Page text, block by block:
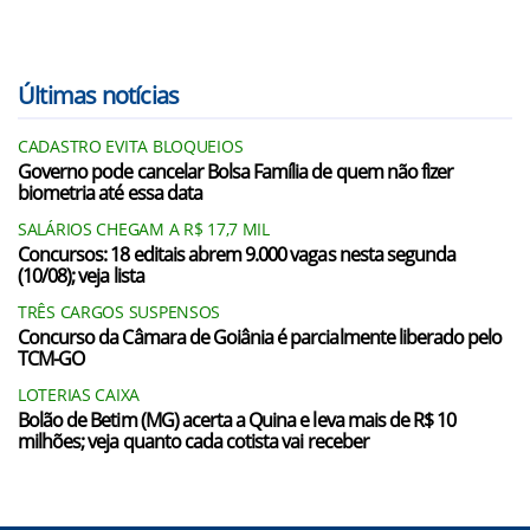
Últimas notícias
CADASTRO EVITA BLOQUEIOS
Governo pode cancelar Bolsa Família de quem não fizer
biometria até essa data
SALÁRIOS CHEGAM A R$ 17,7 MIL
Concursos: 18 editais abrem 9.000 vagas nesta segunda
(10/08); veja lista
TRÊS CARGOS SUSPENSOS
Concurso da Câmara de Goiânia é parcialmente liberado pelo
TCM-GO
LOTERIAS CAIXA
Bolão de Betim (MG) acerta a Quina e leva mais de R$ 10
milhões; veja quanto cada cotista vai receber